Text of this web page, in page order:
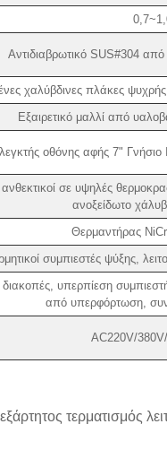
Αντιδιαβρωτικό SUS#304
χαλύβδινες πλάκες
Εξαιρετικό μαλλί από
οθόνης αφής 7" Γνήσιο
σε υψηλές
ανοξείδωτο
Θερμαντήρας
συμπιεστές ψύξης,
υπερπίεση
από υπερφόρτωση,
AC220V/
τερματισμός